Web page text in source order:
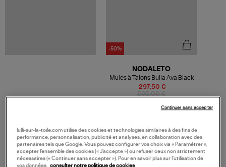
-50%
595,00 €
297,50 €
NODALETO
Mules à Talons Bulla Ava Black
VOS DERNIERS PRODUITS VUS
lulli-sur-la-toile.com utilise des cookies et technologies similaires à des fins de
performance, personnalisation, publicité et analyses, en collaboration avec des
partenaires tels que Google. Vous pouvez configurer vos choix via « Paramétrer »,
accepter l’ensemble des cookies (« J’accepte ») ou refuser ceux non strictement
nécessaires (« Continuer sans accepter »). Pour en savoir plus sur l’utilisation de
vos données, consulter notre politique de cookies
Continuer sans accepter